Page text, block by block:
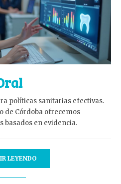
políticas sanitarias efectivas.
de Córdoba ofrecemos
basados en evidencia.
LEYENDO